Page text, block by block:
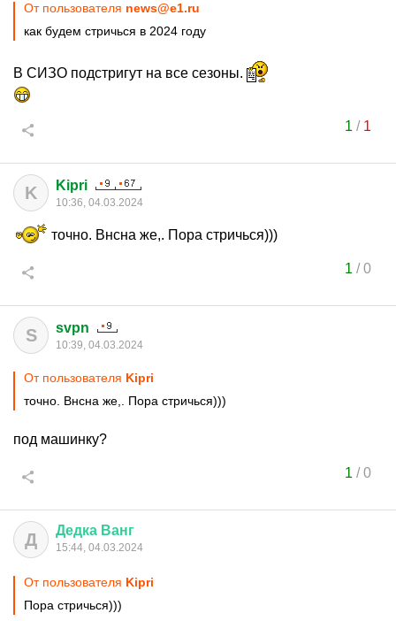
От пользователя news@e1.ru
как будем стричься в 2024 году
В СИЗО подстригут на все сезоны.
1 / 1
K Kipri
10:36, 04.03.2024
точно. Внсна же,. Пора стричься)))
1 /0
S svpn
10:39, 04.03.2024
От пользователя Kipri
точно. Внсна же,. Пора стричься)))
под машинку?
1 /0
Д Дедка Ванг
15:44, 04.03.2024
От пользователя Kipri
Пора стричься)))